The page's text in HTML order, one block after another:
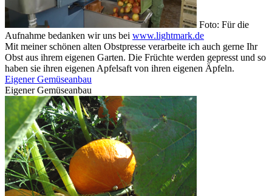
Foto: Für die
Aufnahme bedanken wir uns bei www.lightmark.de
Mit meiner schönen alten Obstpresse verarbeite ich auch gerne Ihr
Obst aus ihrem eigenen Garten. Die Früchte werden gepresst und so
haben sie ihren eigenen Apfelsaft von ihren eigenen Äpfeln.
Eigener Gemüseanbau
Eigener Gemüseanbau